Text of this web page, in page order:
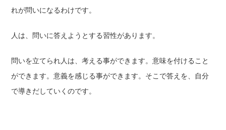
れが問いになるわけです。
人は、問いに答えようとする習性があります。
問いを立てられ人は、考える事ができます。意味を付けること
ができます。意義を感じる事ができます。そこで答えを、自分
で導きだしていくのです。